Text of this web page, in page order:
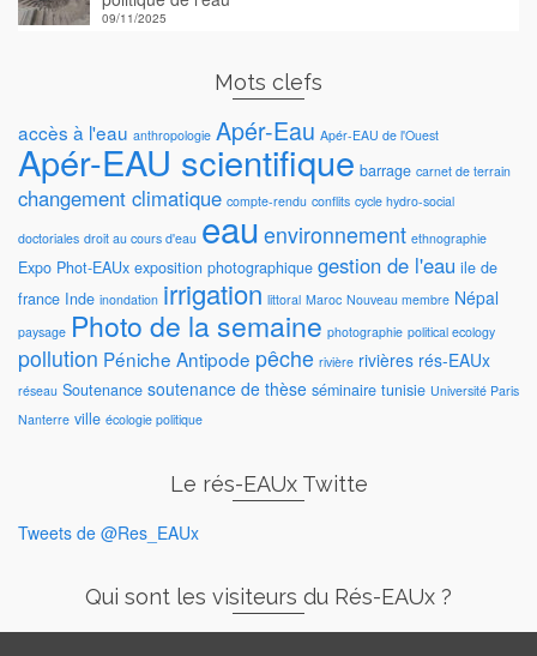
09/11/2025
Mots clefs
accès à l'eau anthropologie Apér-Eau Apér-EAU de l'Ouest
Apér-EAU scientifique barrage carnet de terrain
changement climatique compte-rendu conflits cycle hydro-social
doctoriales droit au cours d'eau eau environnement ethnographie
Expo Phot-EAUx exposition photographique gestion de l'eau ile de
france Inde inondation irrigation littoral Maroc Nouveau membre Népal
paysage Photo de la semaine photographie political ecology
pollution Péniche Antipode pêche rivière rivières rés-EAUx
réseau Soutenance soutenance de thèse séminaire tunisie Université Paris
Nanterre ville écologie politique
Le rés-EAUx Twitte
Tweets de @Res_EAUx
Qui sont les visiteurs du Rés-EAUx ?